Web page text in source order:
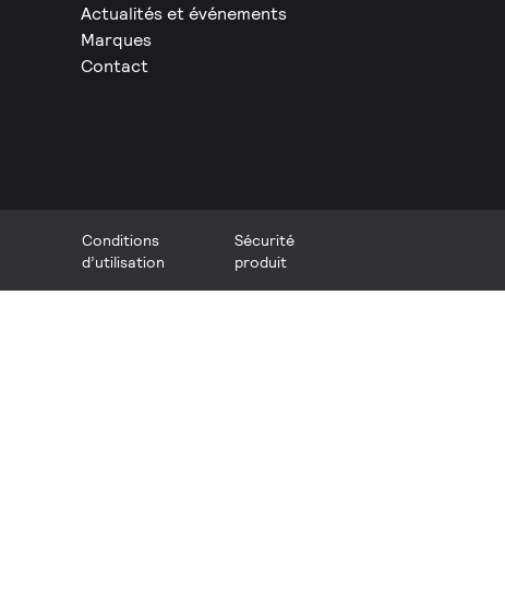
Actualités et événements
Marques
Contact
Conditions
d’utilisation
Sécurité
produit